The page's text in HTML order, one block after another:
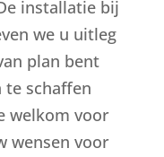
installatie bij
we u uitleg
plan bent
te schaffen
welkom voor
wensen voor